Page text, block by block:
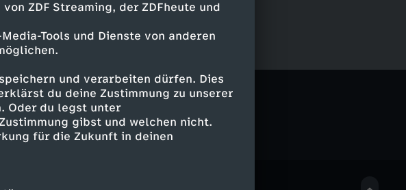
ZDF Streaming, der ZDFheute und
Tools und Dienste von anderen
und verarbeiten dürfen. Dies
du deine Zustimmung zu unserer
Oder du legst unter
gibst und welchen nicht.
für die Zukunft in deinen